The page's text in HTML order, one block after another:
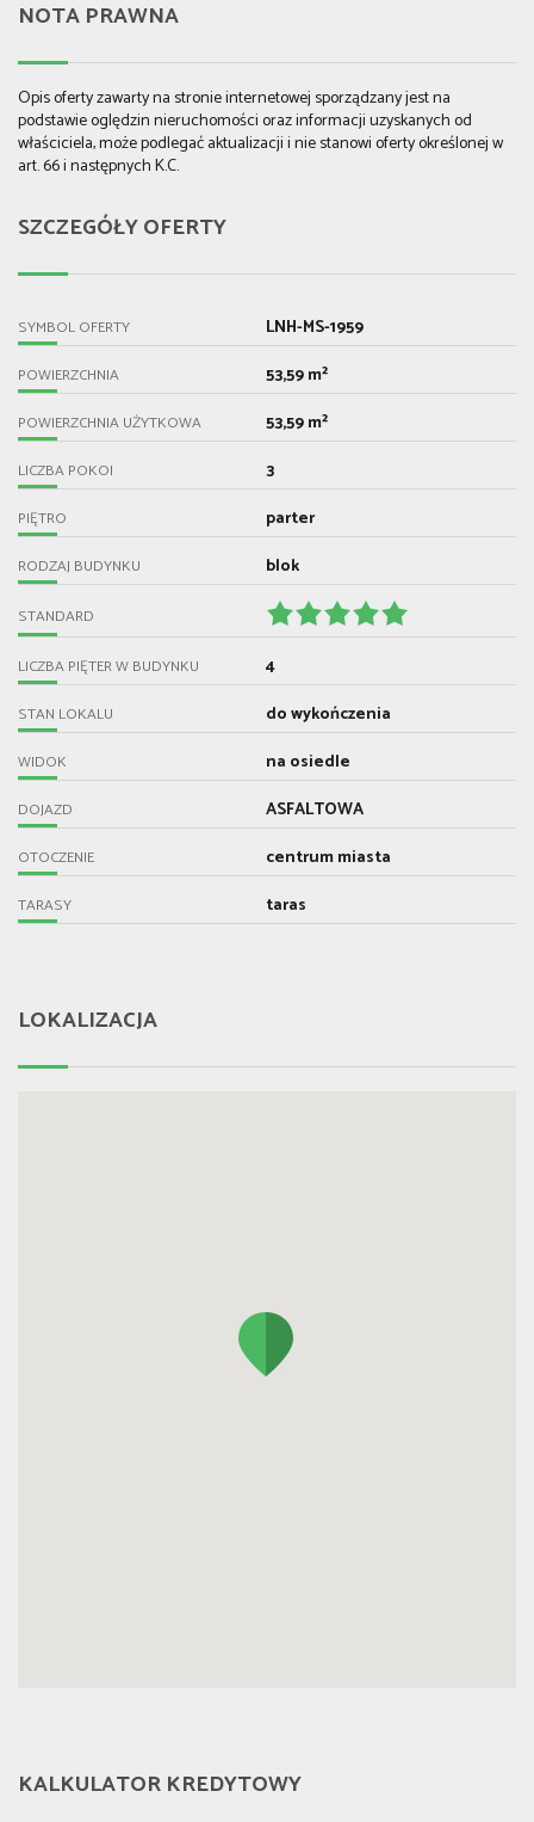
NOTA PRAWNA
Opis oferty zawarty na stronie internetowej sporządzany jest na
podstawie oględzin nieruchomości oraz informacji uzyskanych od
właściciela, może podlegać aktualizacji i nie stanowi oferty określonej w
art. 66 i następnych K.C.
SZCZEGÓŁY OFERTY
SYMBOL OFERTY LNH-MS-1959
POWIERZCHNIA 53,59 m²
POWIERZCHNIA UŻYTKOWA 53,59 m²
LICZBA POKOI 3
PIĘTRO parter
RODZAJ BUDYNKU blok
STANDARD
LICZBA PIĘTER W BUDYNKU 4
STAN LOKALU do wykończenia
WIDOK na osiedle
DOJAZD ASFALTOWA
OTOCZENIE centrum miasta
TARASY taras
LOKALIZACJA
KALKULATOR KREDYTOWY